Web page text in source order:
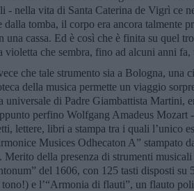
- nella vita di Santa Caterina de Vigrì ce
dalla tomba, il corpo era ancora talmente
cassa. Ed è così che è finita su quel
violetta che sembra, fino ad alcuni anni
che tale strumento sia a Bologna, una
della musica permette un viaggio
universale di Padre Giambattista Martini,
perfino Wolfgang Amadeus Mozart
lettere, libri a stampa tra i quali l’unico
Musices Odhecaton A” stampato
Merito della presenza di strumenti
del 1606, con 125 tasti disposti su
e l’“Armonia di flauti”, un flauto